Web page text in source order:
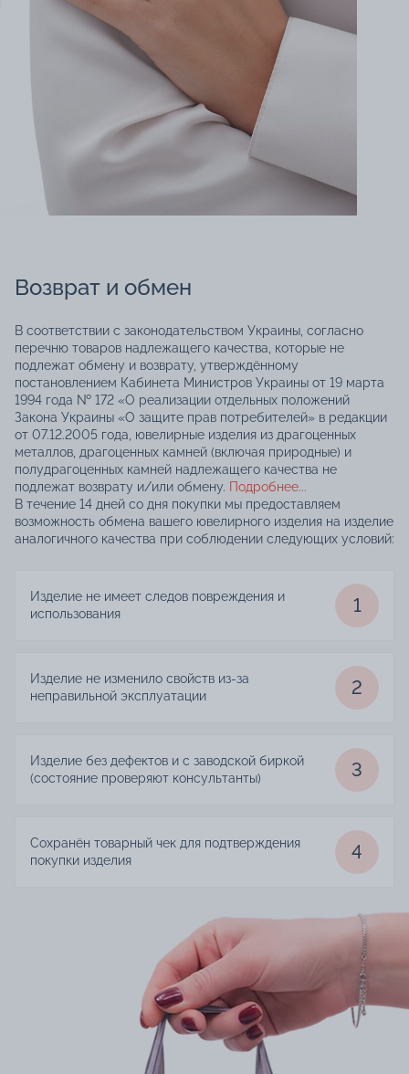
Возврат и обмен
В соответствии с законодательством Украины, согласно
перечню товаров надлежащего качества, которые не
подлежат обмену и возврату, утверждённому
постановлением Кабинета Министров Украины от 19 марта
1994 года № 172 «О реализации отдельных положений
Закона Украины «О защите прав потребителей» в редакции
от 07.12.2005 года, ювелирные изделия из драгоценных
металлов, драгоценных камней (включая природные) и
полудрагоценных камней надлежащего качества не
подлежат возврату и/или обмену. Подробнее...
В течение 14 дней со дня покупки мы предоставляем
возможность обмена вашего ювелирного изделия на изделие
аналогичного качества при соблюдении следующих условий:
Изделие не имеет следов повреждения и
использования
1
Изделие не изменило свойств из-за
неправильной эксплуатации
2
Изделие без дефектов и с заводской биркой
(состояние проверяют консультанты)
3
Сохранён товарный чек для подтверждения
покупки изделия
4